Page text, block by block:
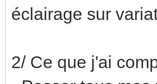
éclairage sur
2/ Ce que j'ai